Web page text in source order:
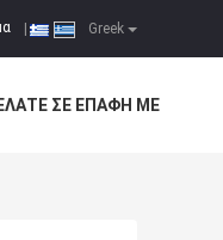
Greek
ΣΕ ΕΠΑΦΉ ΜΕ